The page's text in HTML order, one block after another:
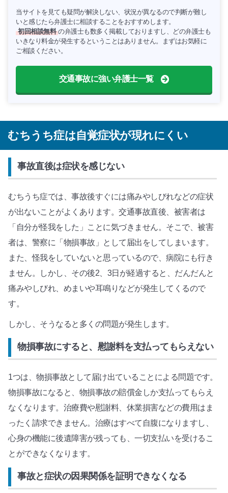
当サイトを見ても疑問が解決しない、状況が異なるので判断が難し
いと感じたら弁護士に相談することをおすすめします。
初回相談無料 の弁護士も数多く掲載しておりますし、どの弁護士も
いきなり料金が発生するということはありません。まずはお気軽に
ご相談ください。
交通事故に強い弁護士一覧
むちうち症は自覚症状が現れにくい
事故直後は症状を感じない
むちうち症では、事故後すぐには痛みやしびれなどの症状
が出ないことがよくあります。交通事故直後、被害者は
「自分が怪我をした」ことに気づきません。そこで、被害
者は、警察に「物損事故」として届出をしてしまいます。
また、怪我をしていないと思っているので、病院にも行き
ません。しかし、その後2、3日が経過すると、だんだんと
痛みやしびれ、めまいや耳鳴りなどが発生してくるので
す。
しかし、そうなると多くの問題が発生します。
物損事故にすると、慰謝料を支払ってもらえない
1つは、物損事故として届け出ていることによる問題です。
物損事故になると、物損事故の賠償金しか支払ってもらえ
なくなります。治療費や慰謝料、休業損害などの費用はま
ったく請求できません。治療はすべて自腹になりますし、
心身の機能に後遺障害が残っても、一切支払いを受けるこ
とができなくなります。
事故と症状の因果関係を証明できなくなる